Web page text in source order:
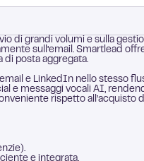
di grandi volumi e sulla
sull’email. Smartlead
di posta aggregata.
e LinkedIn nello stesso
e messaggi vocali AI,
rispetto all’acquisto
e integrata.